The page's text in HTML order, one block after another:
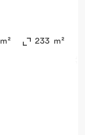
m² 233 m²